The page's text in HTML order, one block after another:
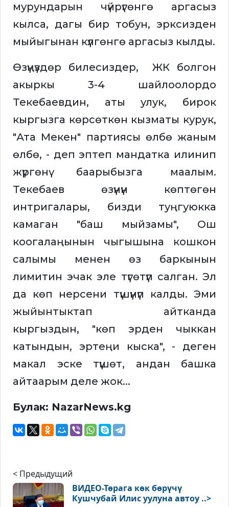
мурундарын чүйрүгөнгө аргасыз
кылса, дагы бир тобун, эрксизден
мыйыгынан күлгөнгө аргасыз кылды.
Өзүңүздөр билесиздер, ЖК болгон
акыркы 3-4 шайлоолордо
Текебаевдин, аты улук, бирок
кыргызга көрсөткөн кызматы курук,
"Ата Мекен" партиясы өлбө жаным
өлбө, - деп эптеп мандатка илинип
жүргөнү баарыбызга маалым.
Текебаев өзүнүн көптөгөн
интригалары, бизди туңгуюкка
камаган "баш мыйзамы", Ош
коогалаңынын чыгышына кошкон
салымы менен өз баркынын
лимитин эчак эле түгөтүп салган. Эл
да көп нерсени түшүнүп калды. Эми
жыйынтыктап айтканда
кыргыздын, "көп эрден чыккан
катындын, эртеңи кыска", - деген
макал эске түшөт, андан башка
айтаарым деле жок...
Булак: NazarNews.kg
< Предыдущий
ВИДЕО-Төрага көк бөрүчү
Кушчубай Илис уулуна автоу ..>